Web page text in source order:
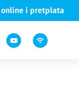
online i pretplata